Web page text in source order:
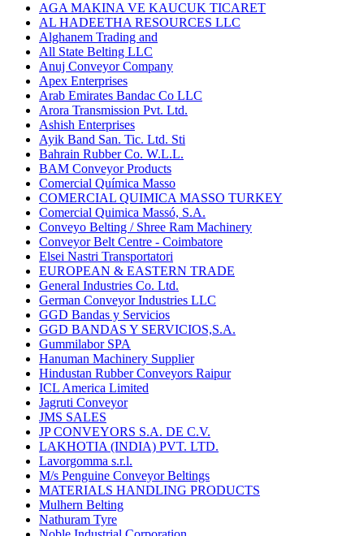
AGA MAKINA VE KAUCUK TICARET
AL HADEETHA RESOURCES LLC
Alghanem Trading and
All State Belting LLC
Anuj Conveyor Company
Apex Enterprises
Arab Emirates Bandac Co LLC
Arora Transmission Pvt. Ltd.
Ashish Enterprises
Ayik Band San. Tic. Ltd. Sti
Bahrain Rubber Co. W.L.L.
BAM Conveyor Products
Comercial Química Masso
COMERCIAL QUIMICA MASSO TURKEY
Comercial Quimica Massó, S.A.
Conveyo Belting / Shree Ram Machinery
Conveyor Belt Centre - Coimbatore
Elsei Nastri Transportatori
EUROPEAN & EASTERN TRADE
General Industries Co. Ltd.
German Conveyor Industries LLC
GGD Bandas y Servicios
GGD BANDAS Y SERVICIOS,S.A.
Gummilabor SPA
Hanuman Machinery Supplier
Hindustan Rubber Conveyors Raipur
ICL America Limited
Jagruti Conveyor
JMS SALES
JP CONVEYORS S.A. DE C.V.
LAKHOTIA (INDIA) PVT. LTD.
Lavorgomma s.r.l.
M/s Penguine Conveyor Beltings
MATERIALS HANDLING PRODUCTS
Mulhern Belting
Nathuram Tyre